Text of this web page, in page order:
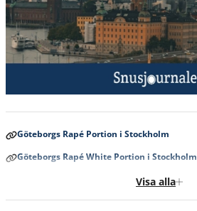
Göteborgs Rapé Portion i Stockholm
Göteborgs Rapé White Portion i Stockholm
Göteborgs Rape Lös i Stockholm
Göteborgs Rapé XR Portion i Stockholm
Visa alla